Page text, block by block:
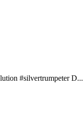
#silvertrumpeter D...